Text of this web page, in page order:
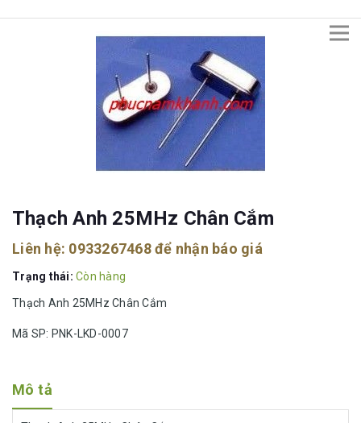
Thạch Anh 25MHz Chân Cắm
Liên hệ: 0933267468để nhận báo giá
Trạng thái: Còn hàng
Thạch Anh 25MHz Chân Cắm
Mã SP: PNK-LKD-0007
Mô tả